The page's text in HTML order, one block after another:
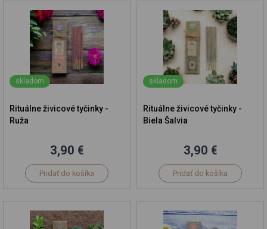
skladom
Rituálne živicové tyčinky -
Ruža
3,90 €
Pridať do košíka
skladom
Rituálne živicové tyčinky -
Biela Šalvia
3,90 €
Pridať do košíka